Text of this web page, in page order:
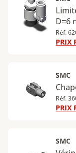
D=6
Réf.
PRIX
SMC
Réf.
PRIX
SMC